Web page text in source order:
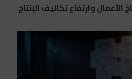
وارتفاع تكاليف الإنتاج